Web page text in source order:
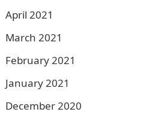
April 2021
March 2021
February 2021
January 2021
December 2020